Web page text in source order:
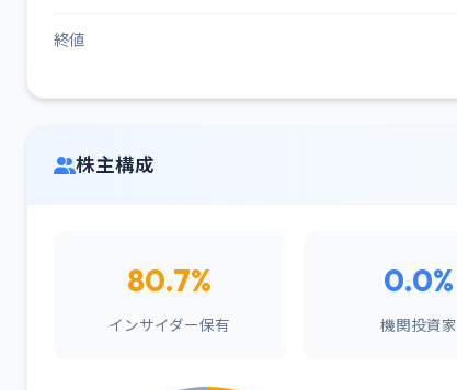
終値
株主構成
80.7%
インサイダー保有
0.0%
機関投資家